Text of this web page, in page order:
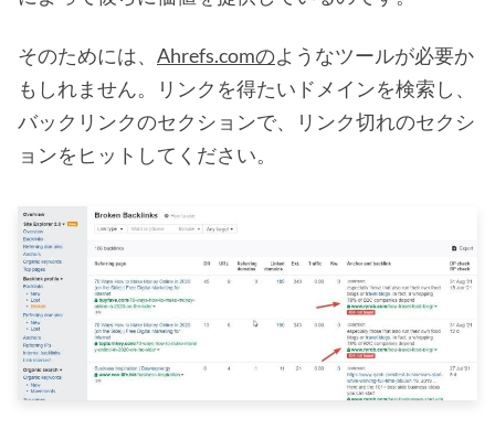
そのためには、 Ahrefs.comのようなツールが必要か
もしれません。リンクを得たいドメインを検索し、
バックリンクのセクションで、リンク切れのセクシ
ョンをヒットしてください。